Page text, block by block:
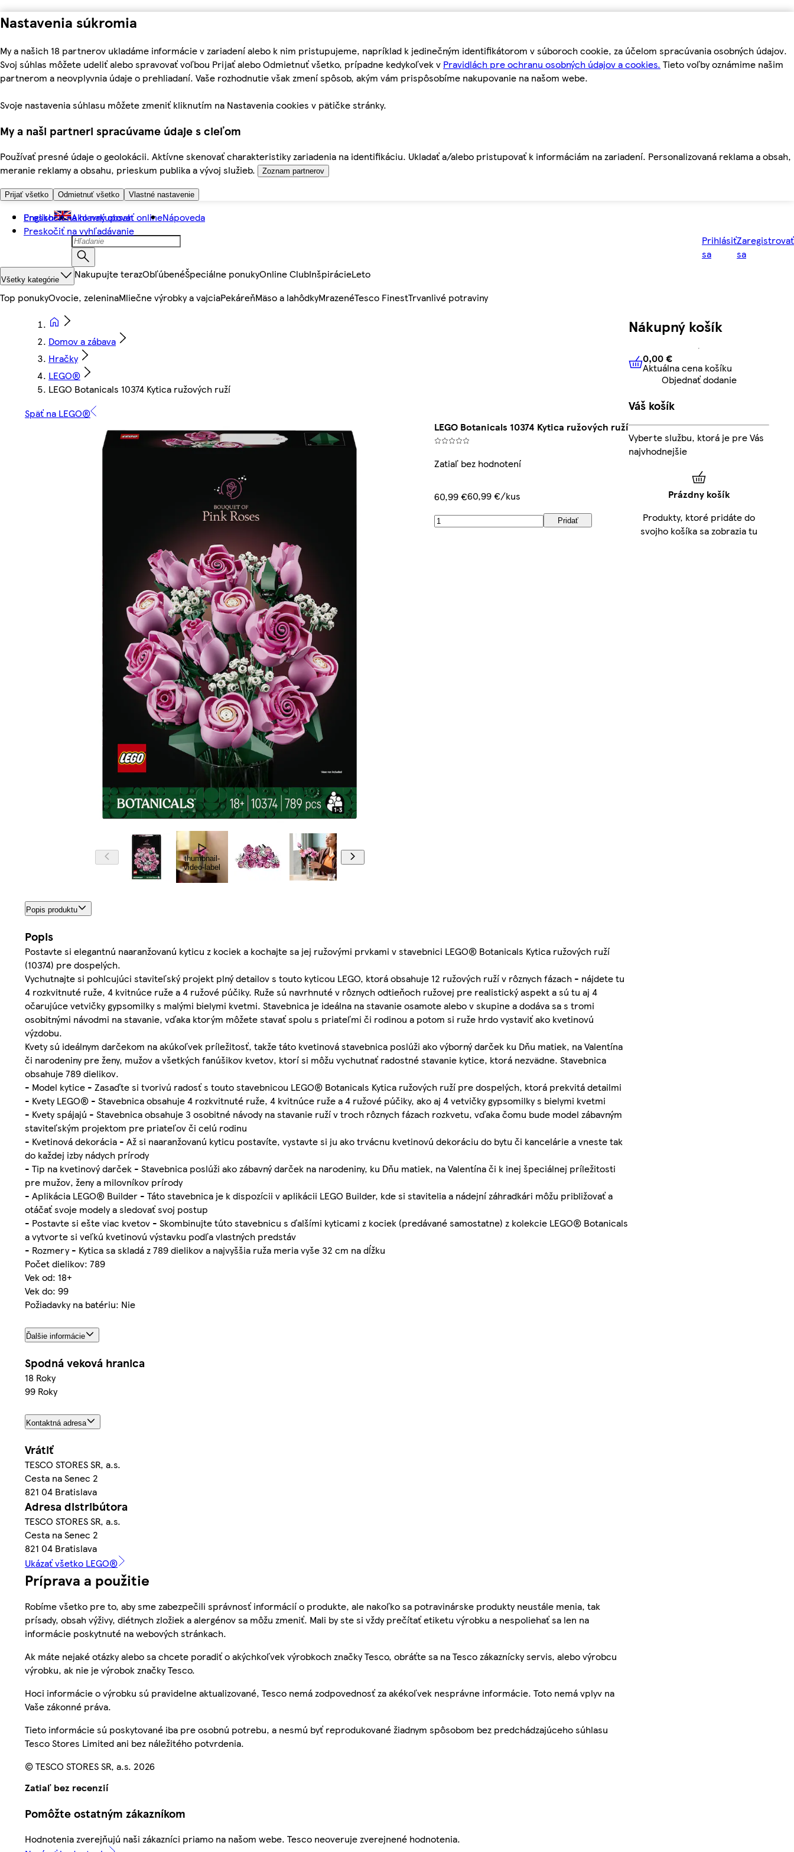
Nastavenia súkromia
My a našich 18 partnerov ukladáme informácie v zariadení alebo k nim pristupujeme, napríklad k jedinečným identifikátorom v súboroch cookie, za účelom spracúvania osobných údajov.
Svoj súhlas môžete udeliť alebo spravovať voľbou Prijať alebo Odmietnuť všetko, prípadne kedykoľvek v Pravidlách pre ochranu osobných údajov a cookies. Tieto voľby oznámime našim
partnerom a neovplyvnia údaje o prehliadaní. Vaše rozhodnutie však zmení spôsob, akým vám prispôsobíme nakupovanie na našom webe.
Svoje nastavenia súhlasu môžete zmeniť kliknutím na Nastavenia cookies v pätičke stránky.
My a naši partneri spracúvame údaje s cieľom
Používať presné údaje o geolokácii. Aktívne skenovať charakteristiky zariadenia na identifikáciu. Ukladať a/alebo pristupovať k informáciám na zariadení. Personalizovaná reklama a obsah,
meranie reklamy a obsahu, prieskum publika a vývoj služieb.
Zoznam partnerov
Prijať všetko Odmietnuť všetko Vlastné nastavenie
Preskočiť na hlavný obsah
Preskočiť na vyhľadávanie
English Ako nakupovať onlineNápoveda
Prihlásiť
sa
Zaregistrovať
sa
Všetky kategórie Nakupujte terazObľúbenéŠpeciálne ponukyOnline ClubInšpirácieLeto
Top ponukyOvocie, zeleninaMliečne výrobky a vajciaPekáreňMäso a lahôdkyMrazenéTesco FinestTrvanlivé potraviny
Domov a zábava
Hračky
LEGO®
LEGO Botanicals 10374 Kytica ružových ruží
Späť na LEGO®
thumbnail-
video-label
LEGO Botanicals 10374 Kytica ružových ruží
Zatiaľ bez hodnotení
60,99 €60,99 €/kus
Pridať
Popis produktu
Popis
Postavte si elegantnú naaranžovanú kyticu z kociek a kochajte sa jej ružovými prvkami v stavebnici LEGO® Botanicals Kytica ružových ruží
(10374) pre dospelých.
Vychutnajte si pohlcujúci staviteľský projekt plný detailov s touto kyticou LEGO, ktorá obsahuje 12 ružových ruží v rôznych fázach - nájdete tu
4 rozkvitnuté ruže, 4 kvitnúce ruže a 4 ružové púčiky. Ruže sú navrhnuté v rôznych odtieňoch ružovej pre realistický aspekt a sú tu aj 4
očarujúce vetvičky gypsomilky s malými bielymi kvetmi. Stavebnica je ideálna na stavanie osamote alebo v skupine a dodáva sa s tromi
osobitnými návodmi na stavanie, vďaka ktorým môžete stavať spolu s priateľmi či rodinou a potom si ruže hrdo vystaviť ako kvetinovú
výzdobu.
Kvety sú ideálnym darčekom na akúkoľvek príležitosť, takže táto kvetinová stavebnica poslúži ako výborný darček ku Dňu matiek, na Valentína
či narodeniny pre ženy, mužov a všetkých fanúšikov kvetov, ktorí si môžu vychutnať radostné stavanie kytice, ktorá nezvädne. Stavebnica
obsahuje 789 dielikov.
- Model kytice - Zasaďte si tvorivú radosť s touto stavebnicou LEGO® Botanicals Kytica ružových ruží pre dospelých, ktorá prekvitá detailmi
- Kvety LEGO® - Stavebnica obsahuje 4 rozkvitnuté ruže, 4 kvitnúce ruže a 4 ružové púčiky, ako aj 4 vetvičky gypsomilky s bielymi kvetmi
- Kvety spájajú - Stavebnica obsahuje 3 osobitné návody na stavanie ruží v troch rôznych fázach rozkvetu, vďaka čomu bude model zábavným
staviteľským projektom pre priateľov či celú rodinu
- Kvetinová dekorácia - Až si naaranžovanú kyticu postavíte, vystavte si ju ako trvácnu kvetinovú dekoráciu do bytu či kancelárie a vneste tak
do každej izby nádych prírody
- Tip na kvetinový darček - Stavebnica poslúži ako zábavný darček na narodeniny, ku Dňu matiek, na Valentína či k inej špeciálnej príležitosti
pre mužov, ženy a milovníkov prírody
- Aplikácia LEGO® Builder - Táto stavebnica je k dispozícii v aplikácii LEGO Builder, kde si stavitelia a nádejní záhradkári môžu približovať a
otáčať svoje modely a sledovať svoj postup
- Postavte si ešte viac kvetov - Skombinujte túto stavebnicu s ďalšími kyticami z kociek (predávané samostatne) z kolekcie LEGO® Botanicals
a vytvorte si veľkú kvetinovú výstavku podľa vlastných predstáv
- Rozmery - Kytica sa skladá z 789 dielikov a najvyššia ruža meria vyše 32 cm na dĺžku
Počet dielikov: 789
Vek od: 18+
Vek do: 99
Požiadavky na batériu: Nie
Ďalšie informácie
Spodná veková hranica
18 Roky
99 Roky
Kontaktná adresa
Vrátiť
TESCO STORES SR, a.s.
Cesta na Senec 2
821 04 Bratislava
Adresa distribútora
TESCO STORES SR, a.s.
Cesta na Senec 2
821 04 Bratislava
Ukázať všetko LEGO®
Príprava a použitie
Robíme všetko pre to, aby sme zabezpečili správnosť informácií o produkte, ale nakoľko sa potravinárske produkty neustále menia, tak
prísady, obsah výživy, diétnych zložiek a alergénov sa môžu zmeniť. Mali by ste si vždy prečítať etiketu výrobku a nespoliehať sa len na
informácie poskytnuté na webových stránkach.
Ak máte nejaké otázky alebo sa chcete poradiť o akýchkoľvek výrobkoch značky Tesco, obráťte sa na Tesco zákaznícky servis, alebo výrobcu
výrobku, ak nie je výrobok značky Tesco.
Hoci informácie o výrobku sú pravidelne aktualizované, Tesco nemá zodpovednosť za akékoľvek nesprávne informácie. Toto nemá vplyv na
Vaše zákonné práva.
Tieto informácie sú poskytované iba pre osobnú potrebu, a nesmú byť reprodukované žiadnym spôsobom bez predchádzajúceho súhlasu
Tesco Stores Limited ani bez náležitého potvrdenia.
© TESCO STORES SR, a.s. 2026
Zatiaľ bez recenzií
Pomôžte ostatným zákazníkom
Hodnotenia zverejňujú naši zákazníci priamo na našom webe. Tesco neoveruje zverejnené hodnotenia.
Nákupný košík
0,00 € Aktuálna cena košíku
0,00 €
Aktuálna cena košíku
Objednať dodanie
Váš košík
Vyberte službu, ktorá je pre Vás
najvhodnejšie
Prázdny košík
Produkty, ktoré pridáte do
svojho košíka sa zobrazia tu